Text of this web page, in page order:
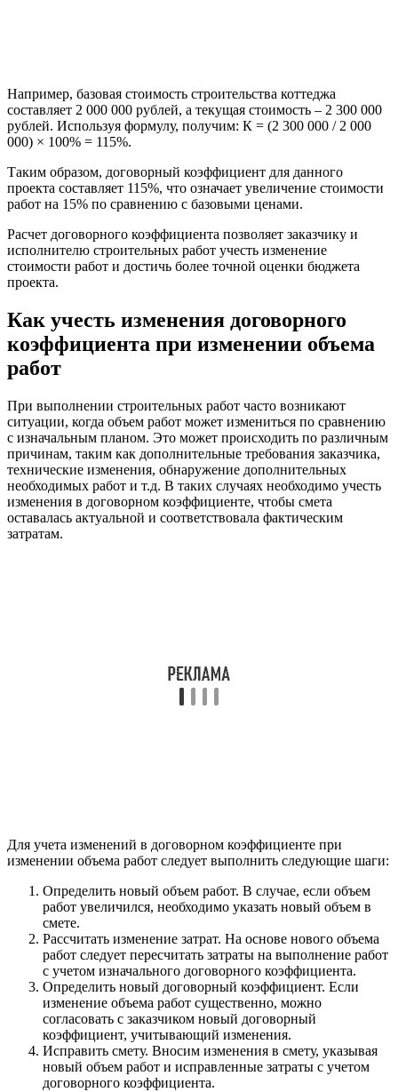
Например, базовая стоимость строительства коттеджа
составляет 2 000 000 рублей, а текущая стоимость – 2 300 000
рублей. Используя формулу, получим: К = (2 300 000 / 2 000
000) × 100% = 115%.
Таким образом, договорный коэффициент для данного
проекта составляет 115%, что означает увеличение стоимости
работ на 15% по сравнению с базовыми ценами.
Расчет договорного коэффициента позволяет заказчику и
исполнителю строительных работ учесть изменение
стоимости работ и достичь более точной оценки бюджета
проекта.
Как учесть изменения договорного
коэффициента при изменении объема
работ
При выполнении строительных работ часто возникают
ситуации, когда объем работ может измениться по сравнению
с изначальным планом. Это может происходить по различным
причинам, таким как дополнительные требования заказчика,
технические изменения, обнаружение дополнительных
необходимых работ и т.д. В таких случаях необходимо учесть
изменения в договорном коэффициенте, чтобы смета
оставалась актуальной и соответствовала фактическим
затратам.
Для учета изменений в договорном коэффициенте при
изменении объема работ следует выполнить следующие шаги:
Определить новый объем работ. В случае, если объем
работ увеличился, необходимо указать новый объем в
смете.
Рассчитать изменение затрат. На основе нового объема
работ следует пересчитать затраты на выполнение работ
с учетом изначального договорного коэффициента.
Определить новый договорный коэффициент. Если
изменение объема работ существенно, можно
согласовать с заказчиком новый договорный
коэффициент, учитывающий изменения.
Исправить смету. Вносим изменения в смету, указывая
новый объем работ и исправленные затраты с учетом
договорного коэффициента.